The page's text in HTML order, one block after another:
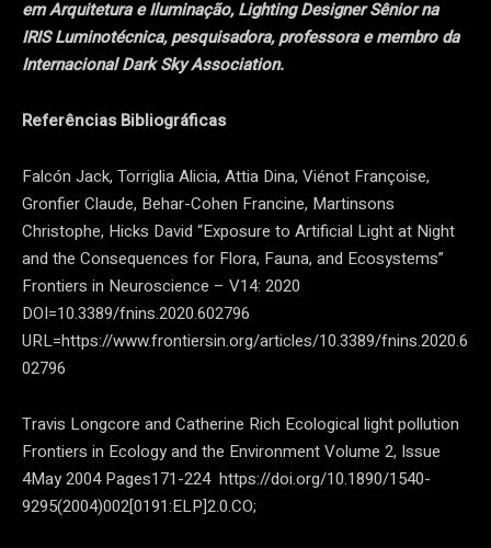
em Arquitetura e Iluminação, Lighting Designer Sênior na
IRIS Luminotécnica, pesquisadora, professora e membro da
Internacional Dark Sky Association.
Referências Bibliográficas
Falcón Jack, Torriglia Alicia, Attia Dina, Viénot Françoise,
Gronfier Claude, Behar-Cohen Francine, Martinsons
Christophe, Hicks David “Exposure to Artificial Light at Night
and the Consequences for Flora, Fauna, and Ecosystems”
Frontiers in Neuroscience – V14: 2020
DOI=10.3389/fnins.2020.602796
URL=https://www.frontiersin.org/articles/10.3389/fnins.2020.6
02796
Travis Longcore and Catherine Rich Ecological light pollution
Frontiers in Ecology and the Environment Volume 2, Issue
4May 2004 Pages171-224 https://doi.org/10.1890/1540-
9295(2004)002[0191:ELP]2.0.CO;